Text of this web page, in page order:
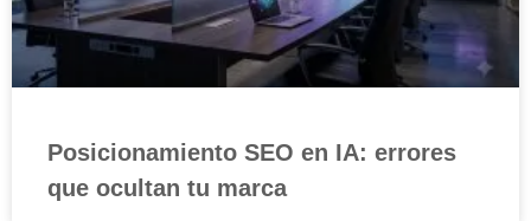
Posicionamiento SEO en IA: errores
que ocultan tu marca